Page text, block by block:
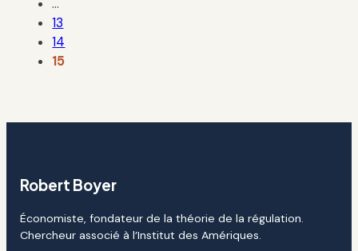
…
13
14
15
Robert Boyer
Économiste, fondateur de la théorie de la régulation.
Chercheur associé à l’Institut des Amériques.